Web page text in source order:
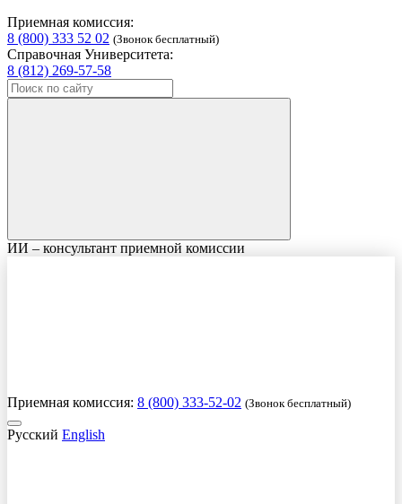
Приемная комиссия:
8 (800) 333 52 02 (Звонок бесплатный)
Справочная Университета:
8 (812) 269-57-58
ИИ – консультант приемной комиссии
Приемная комиссия: 8 (800) 333-52-02 (Звонок бесплатный)
Русский English